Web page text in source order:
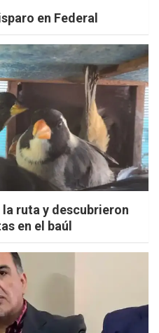
en Federal
ruta y descubrieron
en el baúl